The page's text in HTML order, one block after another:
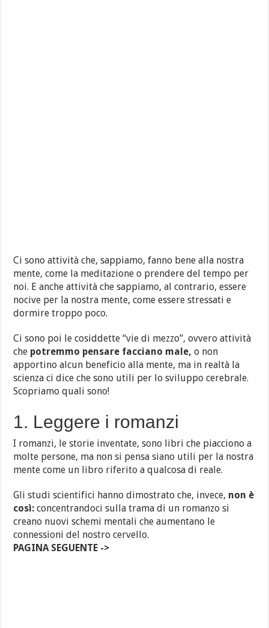
Ci sono attività che, sappiamo, fanno bene alla nostra
mente, come la meditazione o prendere del tempo per
noi. E anche attività che sappiamo, al contrario, essere
nocive per la nostra mente, come essere stressati e
dormire troppo poco.
Ci sono poi le cosiddette “vie di mezzo”, ovvero attività
che potremmo pensare facciano male,o non
apportino alcun beneficio alla mente, ma in realtà la
scienza ci dice che sono utili per lo sviluppo cerebrale.
Scopriamo quali sono!
1. Leggere i romanzi
I romanzi, le storie inventate, sono libri che piacciono a
molte persone, ma non si pensa siano utili per la nostra
mente come un libro riferito a qualcosa di reale.
Gli studi scientifici hanno dimostrato che, invece, non è
così:concentrandoci sulla trama di un romanzo si
creano nuovi schemi mentali che aumentano le
connessioni del nostro cervello.
PAGINA SEGUENTE ->